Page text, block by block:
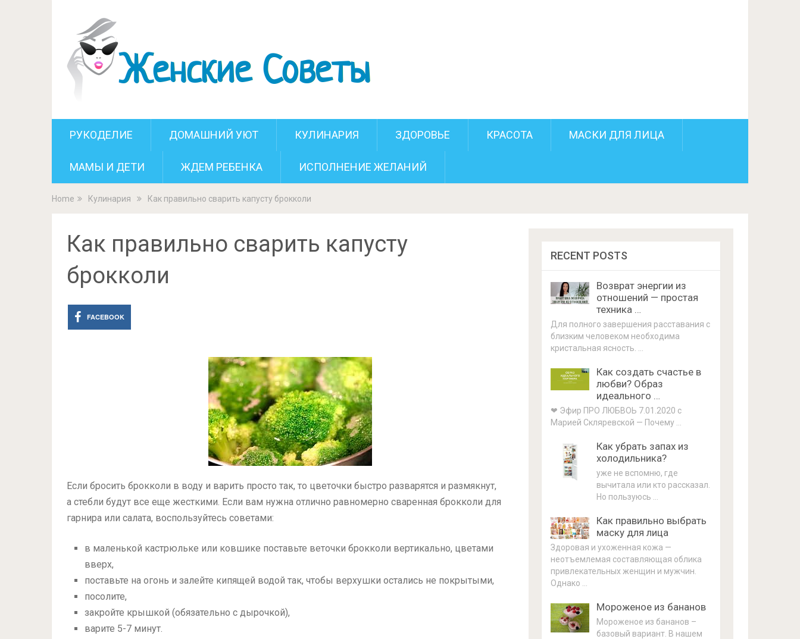
РУКОДЕЛИЕ ДОМАШНИЙ УЮТ КУЛИНАРИЯ ЗДОРОВЬЕ КРАСОТА МАСКИ ДЛЯ ЛИЦА
МАМЫ И ДЕТИ ЖДЕМ РЕБЕНКА ИСПОЛНЕНИЕ ЖЕЛАНИЙ
Home Кулинария Как правильно сварить капусту брокколи
Как правильно сварить капусту
брокколи
FACEBOOK
Если бросить брокколи в воду и варить просто так, то цветочки быстро разварятся и размякнут,
а стебли будут все еще жесткими. Если вам нужна отлично равномерно сваренная брокколи для
гарнира или салата, воспользуйтесь советами:
в маленькой кастрюльке или ковшике поставьте веточки брокколи вертикально, цветами
вверх,
поставьте на огонь и залейте кипящей водой так, чтобы верхушки остались не покрытыми,
посолите,
закройте крышкой (обязательно с дырочкой),
варите 5-7 минут.
RECENT POSTS
Возврат энергии из
отношений — простая
техника …
Для полного завершения расставания с
близким человеком необходима
кристальная ясность. …
Как создать счастье в
любви? Образ
идеального …
❤ Эфир ПРО ЛЮБВОЬ 7.01.2020 с
Марией Скляревской — Почему …
Как убрать запах из
холодильника?
уже не вспомню, где
вычитала или кто рассказал.
Но пользуюсь …
Как правильно выбрать
маску для лица
Здоровая и ухоженная кожа —
неотъемлемая составляющая облика
привлекательных женщин и мужчин.
Однако …
Мороженое из бананов
Мороженое из бананов –
базовый вариант. В нашем